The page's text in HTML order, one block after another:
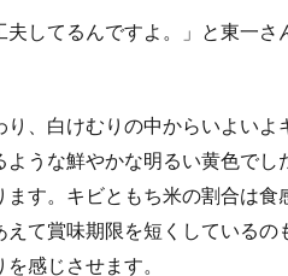
夫してるんですよ。」と東一
、白けむりの中からいよい
うな鮮やかな明るい黄色でし
ます。キビともち米の割合は
て賞味期限を短くしているの
感じさせます。